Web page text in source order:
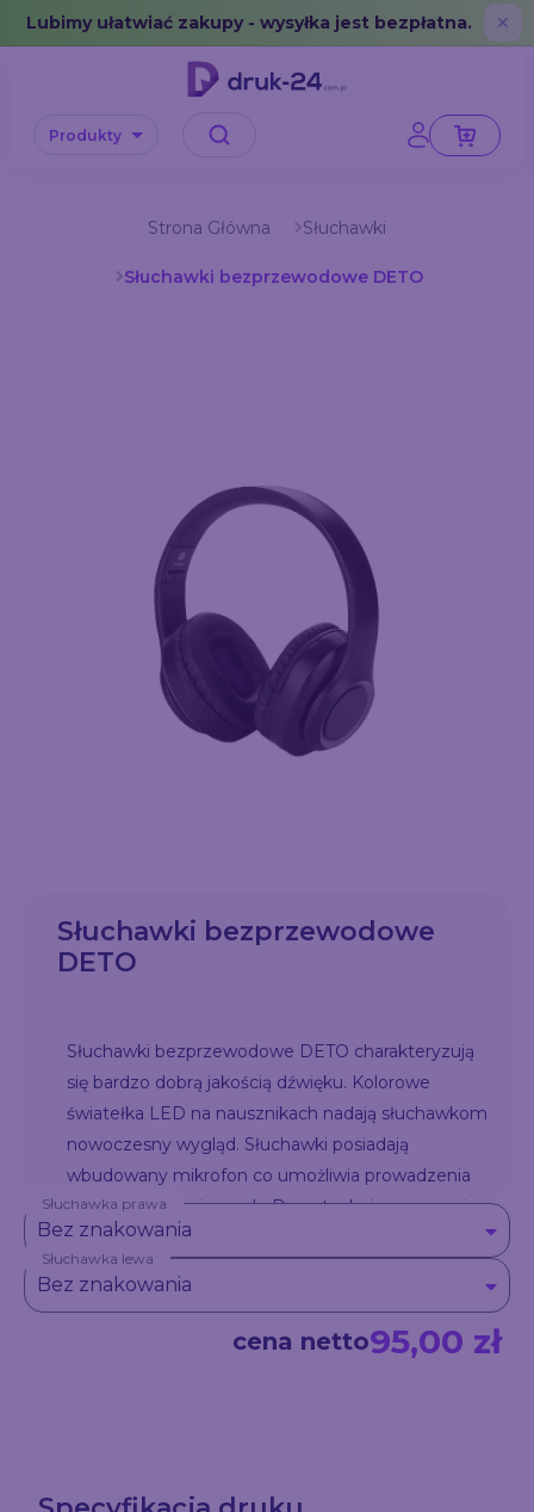
Error: No data in cache or invalid format
Lubimy ułatwiać zakupy - wysyłka jest bezpłatna. ✕
Produkty
Strona Główna Słuchawki
Słuchawki bezprzewodowe DETO
Słuchawki bezprzewodowe
DETO
Słuchawki bezprzewodowe DETO charakteryzują
się bardzo dobrą jakością dźwięku. Kolorowe
światełka LED na nausznikach nadają słuchawkom
nowoczesny wygląd. Słuchawki posiadają
wbudowany mikrofon co umożliwia prowadzenia
rozmów telefonicznych. Dane techniczne: wersja
bluetooth 5.0 zasięg do 20m, port ładowania typ C.
Słuchawka prawa
Bez znakowania
Słuchawka lewa
Bez znakowania
cena netto95,00 zł